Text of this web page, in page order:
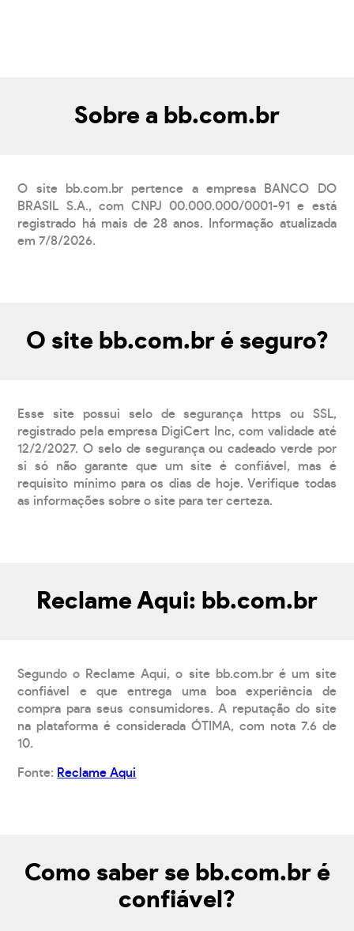
Sobre a bb.com.br
O site bb.com.br pertence a empresa BANCO DO
BRASIL S.A., com CNPJ 00.000.000/0001-91 e está
registrado há mais de 28 anos. Informação atualizada
em 7/8/2026.
O site bb.com.br é seguro?
Esse site possui selo de segurança https ou SSL,
registrado pela empresa DigiCert Inc, com validade até
12/2/2027. O selo de segurança ou cadeado verde por
si só não garante que um site é confiável, mas é
requisito mínimo para os dias de hoje. Verifique todas
as informações sobre o site para ter certeza.
Reclame Aqui: bb.com.br
Segundo o Reclame Aqui, o site bb.com.br é um site
confiável e que entrega uma boa experiência de
compra para seus consumidores. A reputação do site
na plataforma é considerada ÓTIMA, com nota 7.6 de
10.
Fonte: Reclame Aqui
Como saber se bb.com.br é
confiável?